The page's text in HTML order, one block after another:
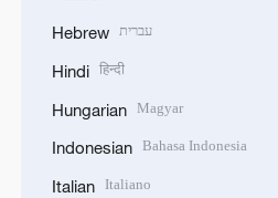
Hebrew עברית
Hindi हिन्दी
Hungarian Magyar
Indonesian Bahasa Indonesia
Italian Italiano